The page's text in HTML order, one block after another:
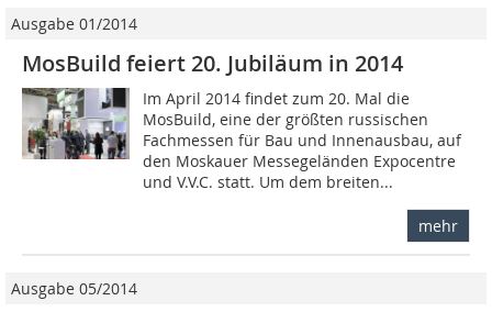
Ausgabe 01/2014
MosBuild feiert 20. Jubiläum in 2014
Im April 2014 findet zum 20. Mal die
MosBuild, eine der größten russischen
Fachmessen für Bau und Innenausbau, auf
den Moskauer Messegeländen Expocentre
und V.V.C. statt. Um dem breiten...
mehr
Ausgabe 05/2014